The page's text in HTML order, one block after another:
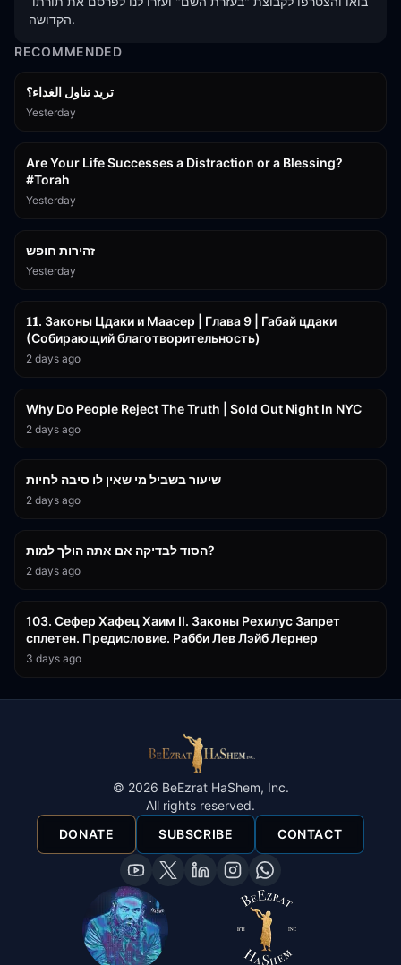
הקדושה.
RECOMMENDED
تريد تناول الغداء؟
Yesterday
Are Your Life Successes a Distraction or a Blessing?
#Torah
Yesterday
זהירות חופש
Yesterday
𝟏𝟏. Законы Цдаки и Маасер | Глава 9 | Габай цдаки
(Собирающий благотворительность)
2 days ago
Why Do People Reject The Truth | Sold Out Night In NYC
2 days ago
שיעור בשביל מי שאין לו סיבה לחיות
2 days ago
הסוד לבדיקה אם אתה הולך למות?
2 days ago
103. Сефер Хафец Хаим II. Законы Рехилус Запрет
сплетен. Предисловие. Рабби Лев Лэйб Лернер
3 days ago
© 2026 BeEzrat HaShem, Inc.
All rights reserved.
DONATE
SUBSCRIBE CONTACT